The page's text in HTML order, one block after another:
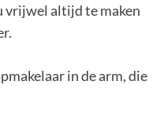
vrijwel altijd te maken
in de arm, die